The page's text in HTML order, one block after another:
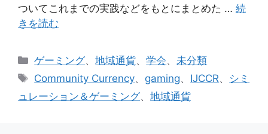
ついてこれまでの実践などをもとにまとめた … 続
きを読む
カ
テ
リ
ゲーミング、地域通貨、学会、 未分類
タ
Community Currency、 gaming、 IJCCR、 シミ
ュレーション＆ゲーミング、 地域通貨